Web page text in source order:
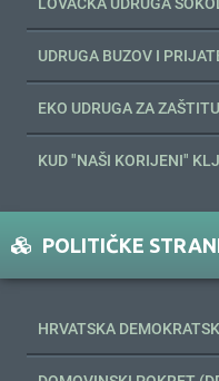
UDRUGA BUZOV I
EKO UDRUGA ZA
KUD "NAŠI KORIJENI"
POLITIČKE
HRVATSKA